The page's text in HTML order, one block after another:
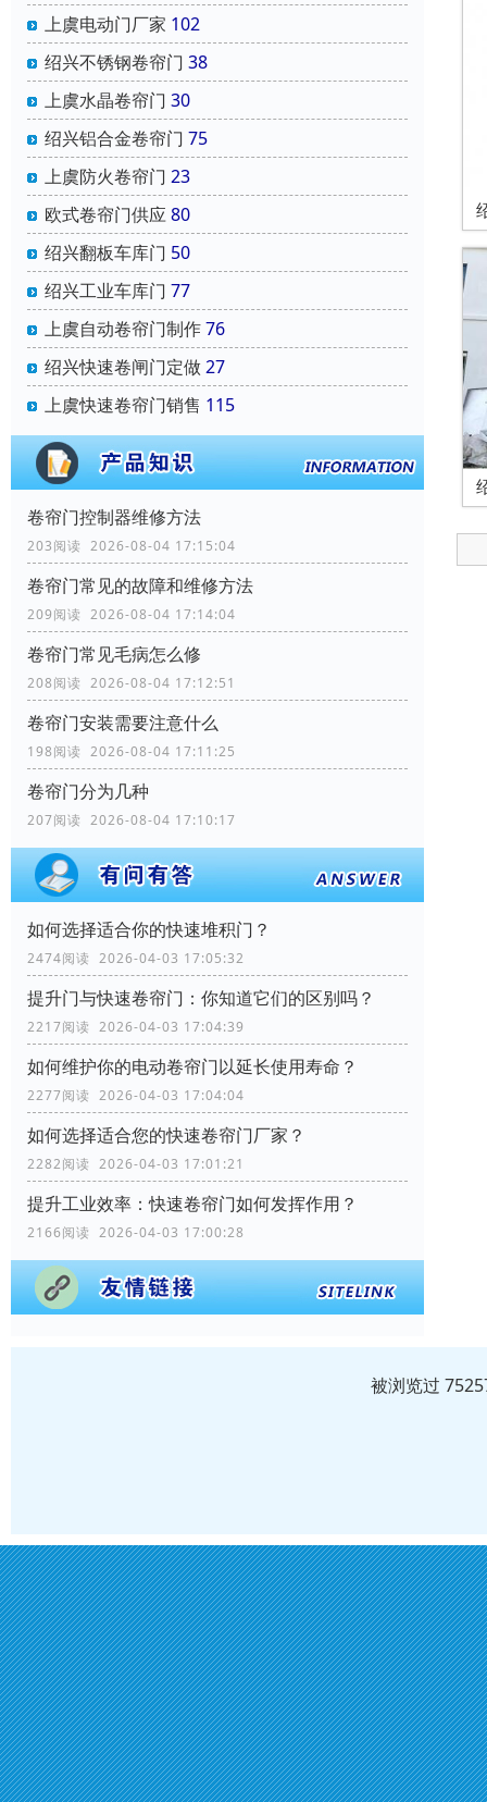
上虞电动门厂家 102
绍兴不锈钢卷帘门 38
上虞水晶卷帘门 30
绍兴铝合金卷帘门 75
上虞防火卷帘门 23
欧式卷帘门供应80
绍兴翻板车库门 50
绍兴工业车库门 77
上虞自动卷帘门制作76
绍兴快速卷闸门定做27
上虞快速卷帘门销售 115
卷帘门控制器维修方法
203阅读 2026-08-04 17:15:04
卷帘门常见的故障和维修方法
209阅读 2026-08-04 17:14:04
卷帘门常见毛病怎么修
208阅读 2026-08-04 17:12:51
卷帘门安装需要注意什么
198阅读 2026-08-04 17:11:25
卷帘门分为几种
207阅读 2026-08-04 17:10:17
如何选择适合你的快速堆积门？
2474阅读 2026-04-03 17:05:32
提升门与快速卷帘门：你知道它们的区别吗？
2217阅读 2026-04-03 17:04:39
如何维护你的电动卷帘门以延长使用寿命？
2277阅读 2026-04-03 17:04:04
如何选择适合您的快速卷帘门厂家？
2282阅读 2026-04-03 17:01:21
提升工业效率：快速卷帘门如何发挥作用？
2166阅读 2026-04-03 17:00:28
被浏览过